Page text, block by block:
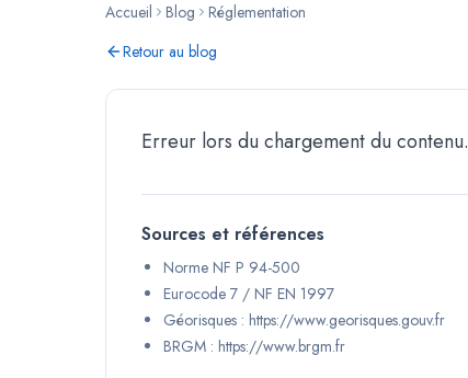
Accueil Blog
Réglementation
Retour au blog
Erreur lors du chargement du contenu.
Sources et références
Norme NF P 94-500
Eurocode 7 / NF EN 1997
Géorisques : https://www.georisques.gouv.fr
BRGM : https://www.brgm.fr